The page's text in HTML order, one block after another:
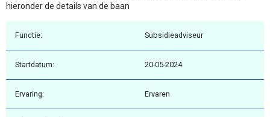
hieronder de details van de baan
Functie: Subsidieadviseur
Startdatum: 20-05-2024
Ervaring: Ervaren